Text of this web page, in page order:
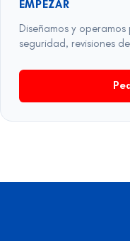
EMPEZAR
Diseñamos y
seguridad, revisiones